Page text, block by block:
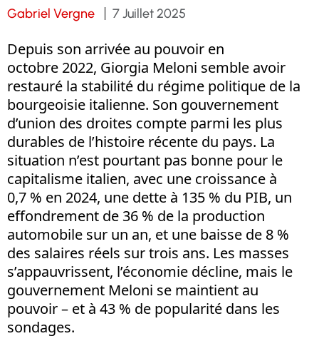
Gabriel Vergne 7 Juillet 2025
Depuis son arrivée au pouvoir en
octobre 2022, Giorgia Meloni semble avoir
restauré la stabilité du régime politique de la
bourgeoisie italienne. Son gouvernement
d’union des droites compte parmi les plus
durables de l’histoire récente du pays. La
situation n’est pourtant pas bonne pour le
capitalisme italien, avec une croissance à
0,7 % en 2024, une dette à 135 % du PIB, un
effondrement de 36 % de la production
automobile sur un an, et une baisse de 8 %
des salaires réels sur trois ans. Les masses
s’appauvrissent, l’économie décline, mais le
gouvernement Meloni se maintient au
pouvoir – et à 43 % de popularité dans les
sondages.